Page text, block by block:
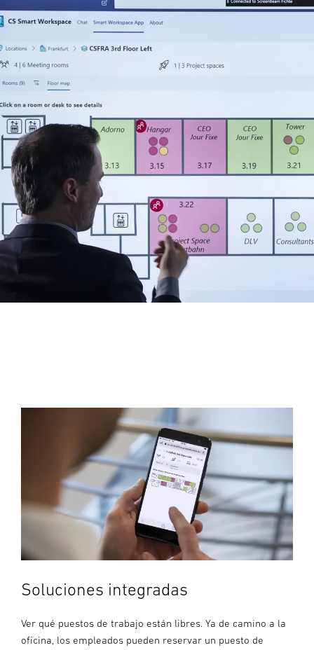
Soluciones integradas
Ver qué puestos de trabajo están libres. Ya de camino a la
oficina, los empleados pueden reservar un puesto de